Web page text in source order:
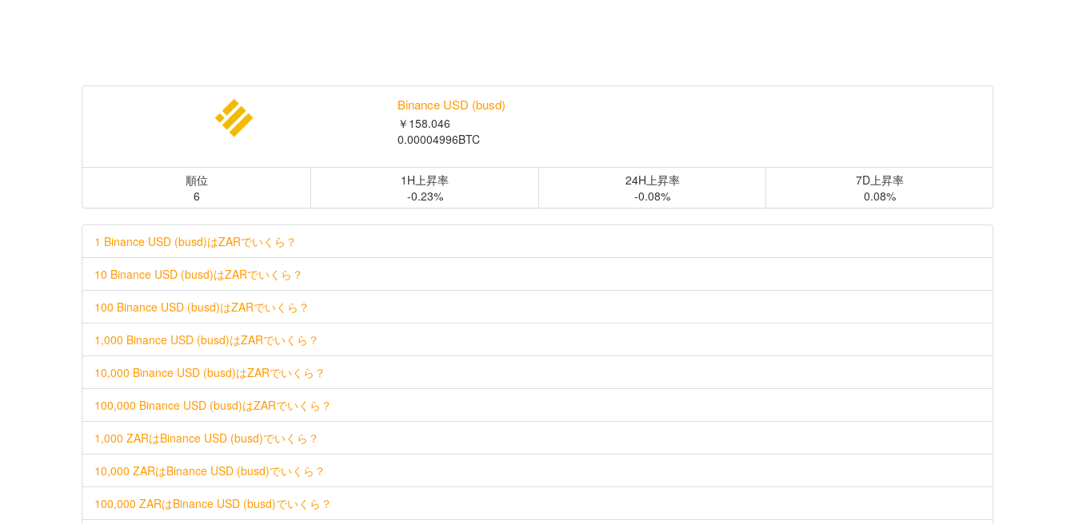
Binance USD (busd)
￥158.046
0.00004996BTC
順位
6
1H上昇率
-0.23%
24H上昇率
-0.08%
7D上昇率
0.08%
1 Binance USD (busd)はZARでいくら？
10 Binance USD (busd)はZARでいくら？
100 Binance USD (busd)はZARでいくら？
1,000 Binance USD (busd)はZARでいくら？
10,000 Binance USD (busd)はZARでいくら？
100,000 Binance USD (busd)はZARでいくら？
1,000 ZARはBinance USD (busd)でいくら？
10,000 ZARはBinance USD (busd)でいくら？
100,000 ZARはBinance USD (busd)でいくら？